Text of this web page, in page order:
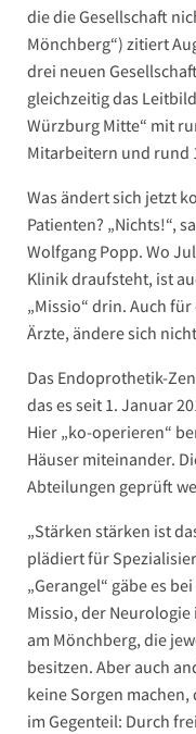
die die Gesellschaft
Mönchberg“) zitiert
drei neuen
gleichzeitig das
Würzburg Mitte“ mit
Mitarbeitern und rund
Was ändert sich jetzt
Patienten? „Nichts!“,
Wolfgang Popp. Wo
Klinik draufsteht, ist
„Missio“ drin. Auch
Ärzte, ändere sich
Das Endoprothetik-
das es seit 1. Januar
Hier „ko-operieren“
Häuser miteinander.
Abteilungen geprüft
„Stärken stärken ist
plädiert für
„Gerangel“ gäbe es
Missio, der
am Mönchberg, die
besitzen. Aber auch
keine Sorgen
im Gegenteil: Durch